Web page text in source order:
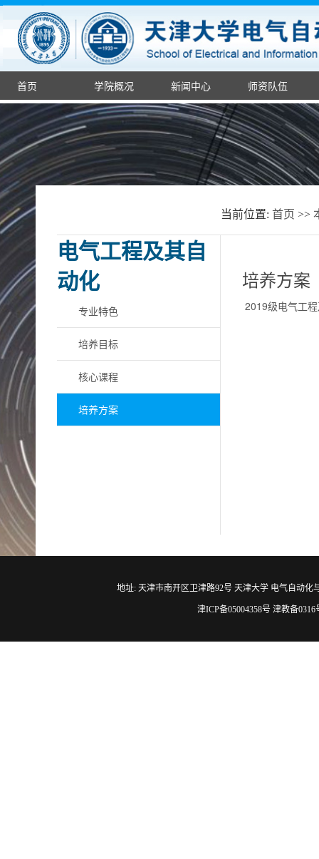
首页 学院概况 新闻中心 师资队伍
当前位置: 首页 >>
电气工程及其自
动化
专业特色
培养目标
核心课程
培养方案
培养方案
2019级电气工
地址: 天津市南开区卫津路92号 天津大学 电气自动化
津ICP备05004358号 津教备